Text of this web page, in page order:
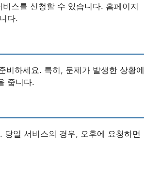
스를 신청할 수 있습니다. 홈페이지
다.
비하세요. 특히, 문제가 발생한 상황에
줍니다.
일 서비스의 경우, 오후에 요청하면